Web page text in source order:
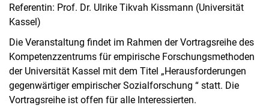
Referentin: Prof. Dr. Ulrike Tikvah Kissmann (Universität
Kassel)
Die Veranstaltung findet im Rahmen der Vortragsreihe des
Kompetenzzentrums für empirische Forschungsmethoden
der Universität Kassel mit dem Titel „Herausforderungen
gegenwärtiger empirischer Sozialforschung “ statt. Die
Vortragsreihe ist offen für alle Interessierten.